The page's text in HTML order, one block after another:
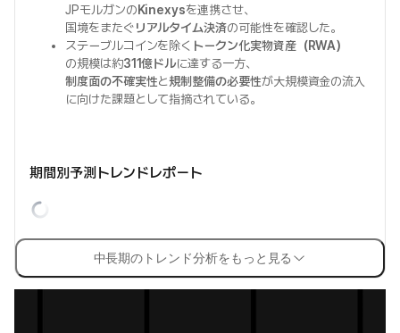
JPモルガンのKinexysを連携させ、
国境をまたぐリアルタイム決済の可能性を確認した。
ステーブルコインを除く トークン化実物資産（RWA）
の規模は約311億ドルに達する一方、
制度面の不確実性と規制整備の必要性が大規模資金の流入
に向けた課題として指摘されている。
期間別予測トレンドレポート
中長期のトレンド分析をもっと見る